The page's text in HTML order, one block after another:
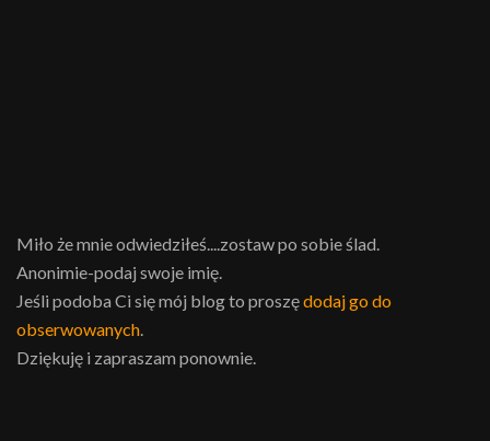
Miło że mnie odwiedziłeś....zostaw po sobie ślad.
Anonimie-podaj swoje imię.
Jeśli podoba Ci się mój blog to proszędodaj go do
obserwowanych
Dziękuję i zapraszam ponownie.